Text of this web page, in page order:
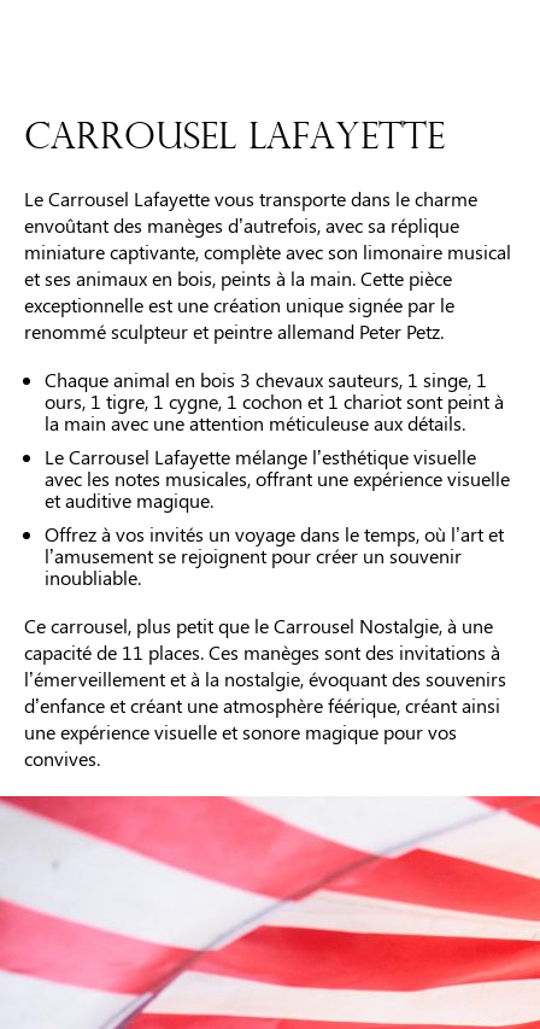
CARROUSEL LAFAYETTE
Le Carrousel Lafayette vous transporte dans le charme
envoûtant des manèges d’autrefois, avec sa réplique
miniature captivante, complète avec son limonaire musical
et ses animaux en bois, peints à la main. Cette pièce
exceptionnelle est une création unique signée par le
renommé sculpteur et peintre allemand Peter Petz.
Chaque animal en bois 3 chevaux sauteurs, 1 singe, 1
ours, 1 tigre, 1 cygne, 1 cochon et 1 chariot sont peint à
la main avec une attention méticuleuse aux détails.
Le Carrousel Lafayette mélange l’esthétique visuelle
avec les notes musicales, offrant une expérience visuelle
et auditive magique.
Offrez à vos invités un voyage dans le temps, où l’art et
l’amusement se rejoignent pour créer un souvenir
inoubliable.
Ce carrousel, plus petit que le Carrousel Nostalgie, à une
capacité de 11 places. Ces manèges sont des invitations à
l’émerveillement et à la nostalgie, évoquant des souvenirs
d’enfance et créant une atmosphère féérique, créant ainsi
une expérience visuelle et sonore magique pour vos
convives.